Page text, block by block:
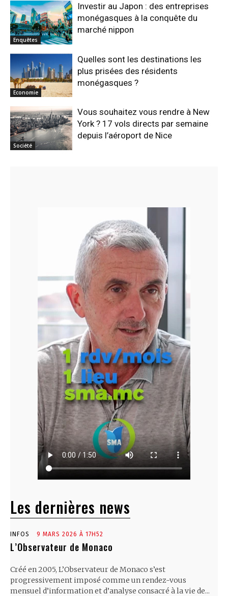
Enquêtes
Investir au Japon : des entreprises
monégasques à la conquête du
marché nippon
Economie
Quelles sont les destinations les
plus prisées des résidents
monégasques ?
Société
Vous souhaitez vous rendre à New
York ? 17 vols directs par semaine
depuis l’aéroport de Nice
Les dernières news
INFOS 9 MARS 2026 À 17H52
L’Observateur de Monaco
Créé en 2005, L’Observateur de Monaco s’est
progressivement imposé comme un rendez-vous
mensuel d’information et d’analyse consacré à la vie de...